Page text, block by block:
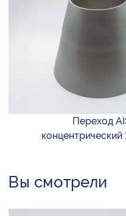
Переход
концентрический
Вы смотрели